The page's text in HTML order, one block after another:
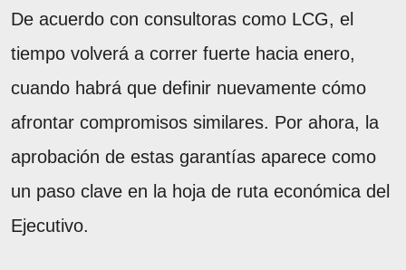
De acuerdo con consultoras como LCG, el
tiempo volverá a correr fuerte hacia enero,
cuando habrá que definir nuevamente cómo
afrontar compromisos similares. Por ahora, la
aprobación de estas garantías aparece como
un paso clave en la hoja de ruta económica del
Ejecutivo.